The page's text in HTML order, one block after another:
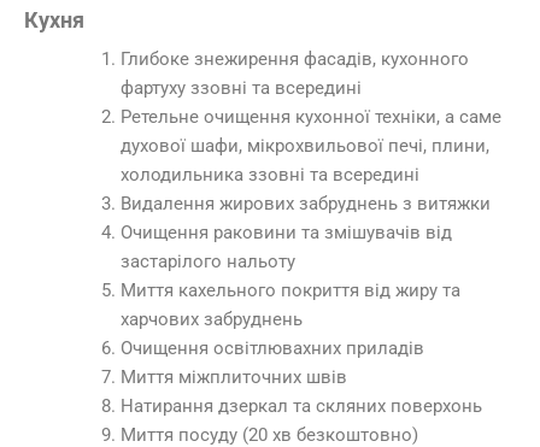
Кухня
Глибоке знежирення фасадів, кухонного
фартуху ззовні та всередині
Ретельне очищення кухонної техніки, а саме
духової шафи, мікрохвильової печі, плини,
холодильника ззовні та всередині
Видалення жирових забруднень з витяжки
Очищення раковини та змішувачів від
застарілого нальоту
Миття кахельного покриття від жиру та
харчових забруднень
Очищення освітлювахних приладів
Миття міжплиточних швів
Натирання дзеркал та скляних поверхонь
Миття посуду (20 хв безкоштовно)